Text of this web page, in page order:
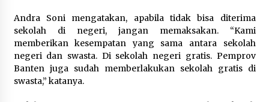
Andra Soni mengatakan, apabila tidak bisa diterima
sekolah di negeri, jangan memaksakan. “Kami
memberikan kesempatan yang sama antara sekolah
negeri dan swasta. Di sekolah negeri gratis. Pemprov
Banten juga sudah memberlakukan sekolah gratis di
swasta,” katanya.